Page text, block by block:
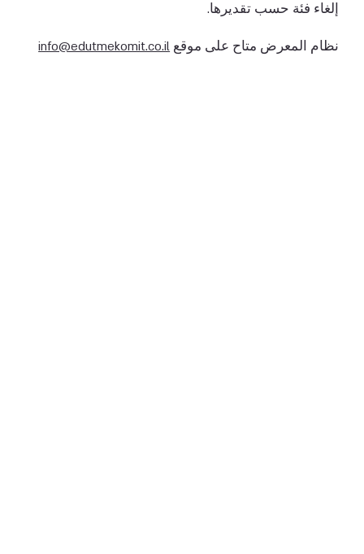
إلغاء فئة حسب تقديرها.
نظام المعرض متاح على موقع info@edutmekomit.co.il